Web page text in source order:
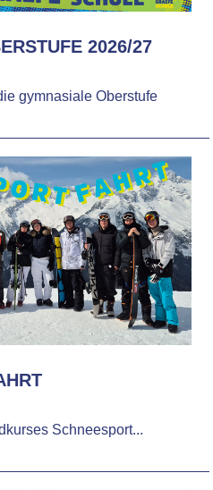
2026/27
gymnasiale Oberstufe
Schneesport...